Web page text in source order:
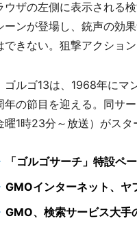
ウザの左側に表示される
ーンが登場し、銃声の効
できない。狙撃アクショ
ゴルゴ13は、1968年にマ
年の節目を迎える。同サ
曜1時23分～放送）がスタ
「ゴルゴサーチ」特設ペ
GMOインターネット、ヤ
GMO、検索サービス大手